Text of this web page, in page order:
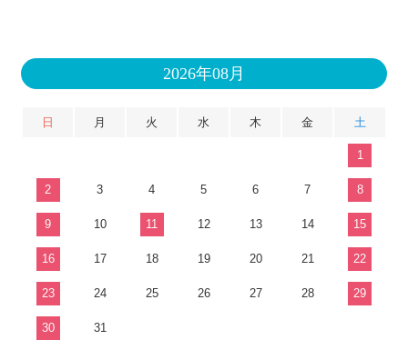
2026年08月
日 月 火 水 木 金 土
1
2 3 4 5 6 7 8
9 10 11 12 13 14 15
16 17 18 19 20 21 22
23 24 25 26 27 28 29
30 31